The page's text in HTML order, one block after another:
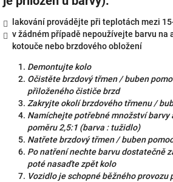
lakování provádějte při teplotách mezi
v žádném případě nepoužívejte barvu na
kotouče nebo brzdového obložení
Demontujte kolo
Očistěte brzdový třmen / buben
přiloženého čističe brzd
Zakryjte okolí brzdového třmenu /
Namíchejte potřebné množství barvy
poměru 2,5:1 (barva : tužidlo)
Natřete brzdový třmen / buben
Po natření nechte barvu dostatečně
poté nasaďte zpět kolo
Vozidlo je schopné běžného provozu